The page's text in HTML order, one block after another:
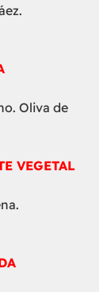
Oliva de
VEGETAL